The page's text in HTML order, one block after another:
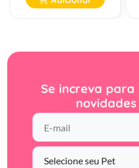
Se increva para